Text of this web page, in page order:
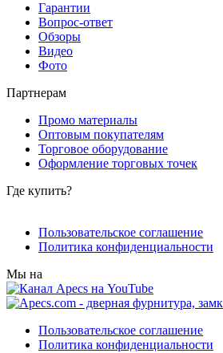
Гарантии
Вопрос-ответ
Обзоры
Видео
Фото
Партнерам
Промо материалы
Оптовым покупателям
Торговое оборудование
Оформление торговых точек
Где купить?
Пользовательское соглашение
Политика конфиденциальности
Мы на
Пользовательское соглашение
Политика конфиденциальности